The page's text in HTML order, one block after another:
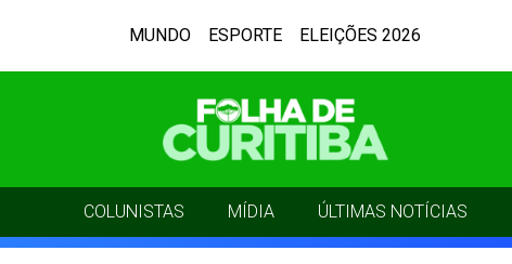
MUNDO ESPORTE ELEIÇÕES 2026
COLUNISTAS MÍDIA ÚLTIMAS NOTÍCIAS